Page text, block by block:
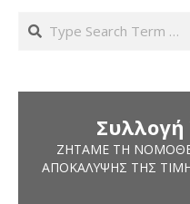
Search
ΖΗΤΆΜΕ ΤΗ
ΑΠΟΚΆΛΥΨΗΣ ΤΗΣ